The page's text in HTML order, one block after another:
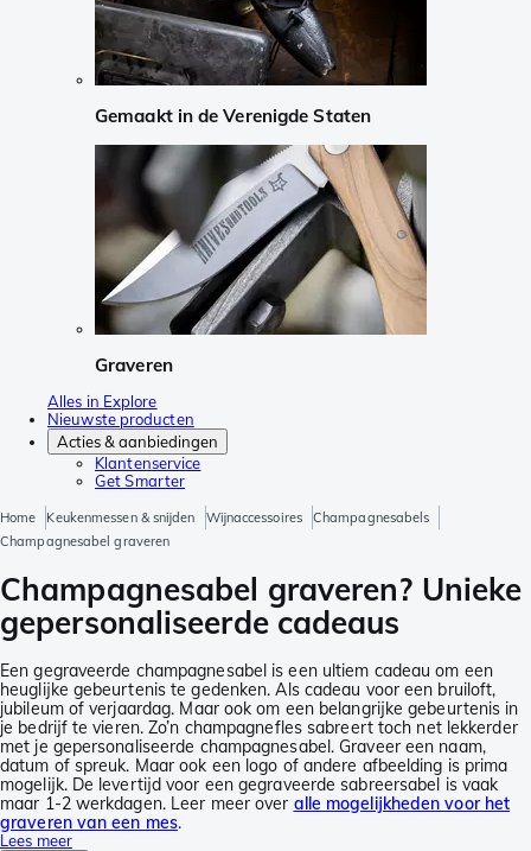
Gemaakt in de Verenigde Staten
Graveren
Alles in Explore
Nieuwste producten
Acties & aanbiedingen
Klantenservice
Get Smarter
Home Keukenmessen & snijden Wijnaccessoires
Champagnesabels
Champagnesabel graveren
Champagnesabel graveren? Unieke
gepersonaliseerde cadeaus
Een gegraveerde champagnesabel is een ultiem cadeau om een
heuglijke gebeurtenis te gedenken. Als cadeau voor een bruiloft,
jubileum of verjaardag. Maar ook om een belangrijke gebeurtenis in
je bedrijf te vieren. Zo’n champagnefles sabreert toch net lekkerder
met je gepersonaliseerde champagnesabel. Graveer een naam,
datum of spreuk. Maar ook een logo of andere afbeelding is prima
mogelijk. De levertijd voor een gegraveerde sabreersabel is vaak
maar 1-2 werkdagen. Leer meer over alle mogelijkheden voor het
graveren van een mes.
Lees meer